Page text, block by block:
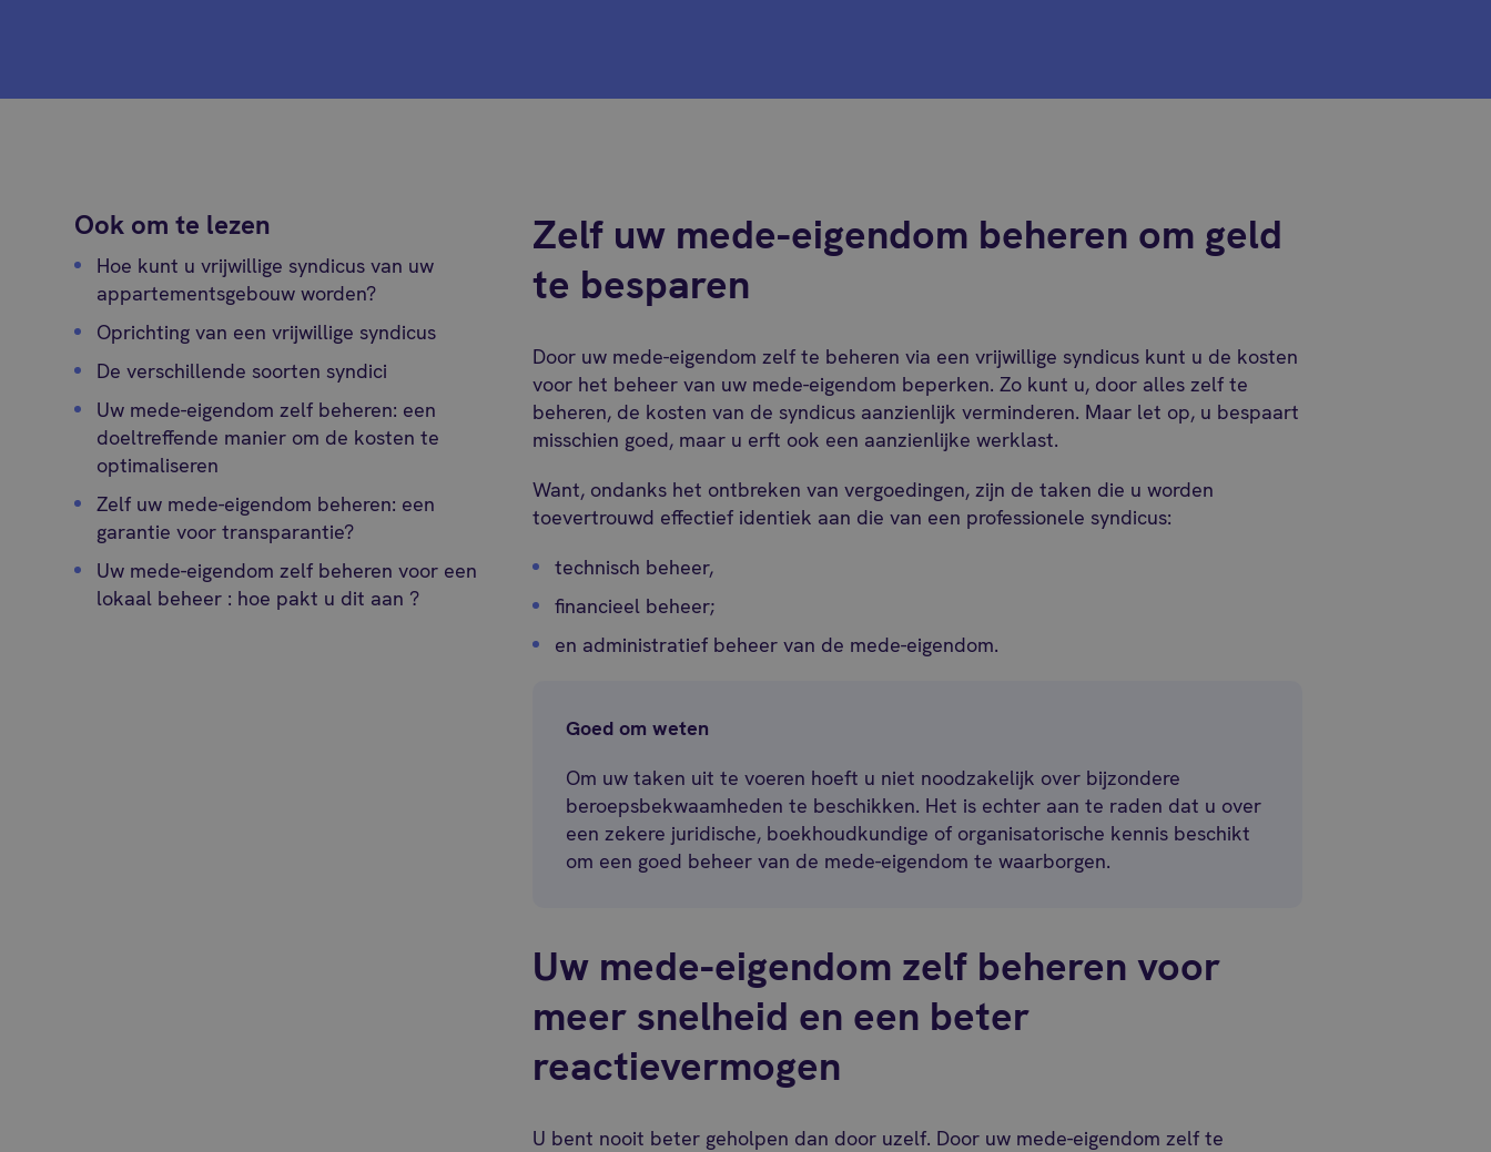
Ook om te lezen
Hoe kunt u vrijwillige syndicus van uw
appartementsgebouw worden?
Oprichting van een vrijwillige syndicus
De verschillende soorten syndici
Uw mede-eigendom zelf beheren: een
doeltreffende manier om de kosten te
optimaliseren
Zelf uw mede-eigendom beheren: een
garantie voor transparantie?
Uw mede-eigendom zelf beheren voor een
lokaal beheer : hoe pakt u dit aan ?
Zelf uw mede-eigendom beheren om geld
te besparen
Door uw mede-eigendom zelf te beheren via een vrijwillige syndicus kunt u de kosten
voor het beheer van uw mede-eigendom beperken. Zo kunt u, door alles zelf te
beheren, de kosten van de syndicus aanzienlijk verminderen. Maar let op, u bespaart
misschien goed, maar u erft ook een aanzienlijke werklast.
Want, ondanks het ontbreken van vergoedingen, zijn de taken die u worden
toevertrouwd effectief identiek aan die van een professionele syndicus:
technisch beheer,
financieel beheer;
en administratief beheer van de mede-eigendom.
Goed om weten
Om uw taken uit te voeren hoeft u niet noodzakelijk over bijzondere
beroepsbekwaamheden te beschikken. Het is echter aan te raden dat u over
een zekere juridische, boekhoudkundige of organisatorische kennis beschikt
om een goed beheer van de mede-eigendom te waarborgen.
Uw mede-eigendom zelf beheren voor
meer snelheid en een beter
reactievermogen
U bent nooit beter geholpen dan door uzelf. Door uw mede-eigendom zelf te